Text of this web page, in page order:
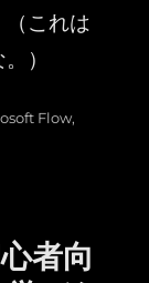
これは
）
Flow,
者向